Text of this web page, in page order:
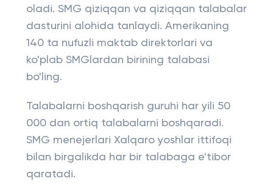
oladi. SMG qiziqqan va qiziqqan talabalar
dasturini alohida tanlaydi. Amerikaning
140 ta nufuzli maktab direktorlari va
ko'plab SMGlardan birining talabasi
bo'ling.
Talabalarni boshqarish guruhi har yili 50
000 dan ortiq talabalarni boshqaradi.
SMG menejerlari Xalqaro yoshlar ittifoqi
bilan birgalikda har bir talabaga e'tibor
qaratadi.